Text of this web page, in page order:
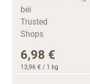
6,98 €
13,96 € / 1 kg